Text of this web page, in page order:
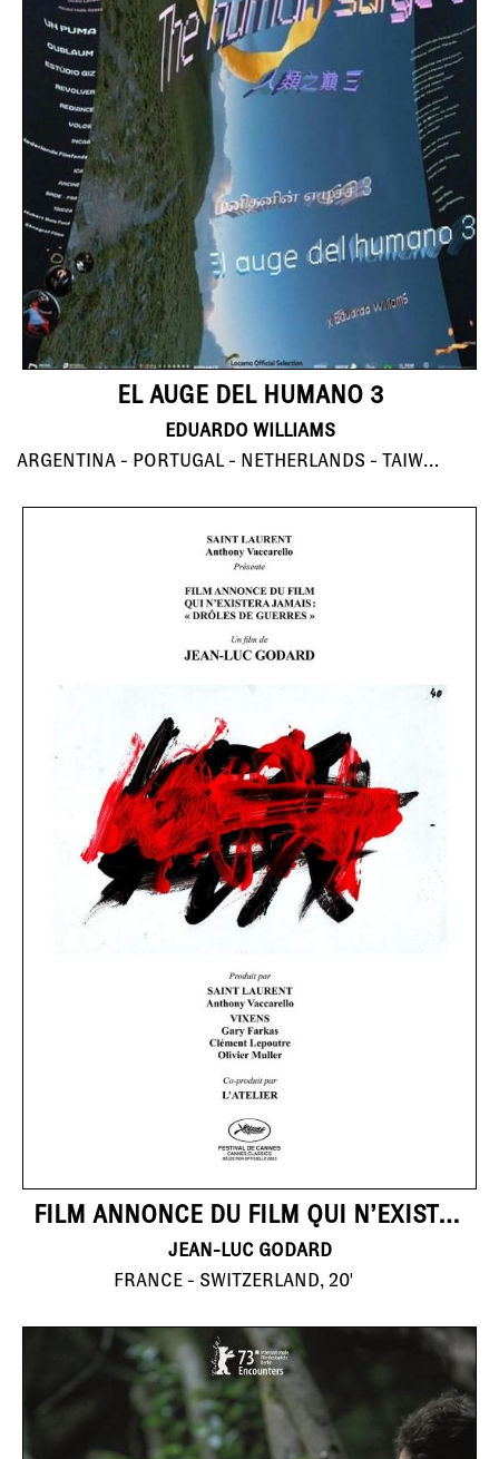
EL AUGE DEL HUMANO 3
EDUARDO WILLIAMS
ARGENTINA - PORTUGAL - NETHERLANDS - TAIWAN - BRAZIL - HONG KONG - SRI LANKA - PERU, 121'
FILM ANNONCE DU FILM QUI N’EXISTERA JAMAIS: “DRÔLES DE GUERRES”
JEAN-LUC GODARD
FRANCE - SWITZERLAND, 20'